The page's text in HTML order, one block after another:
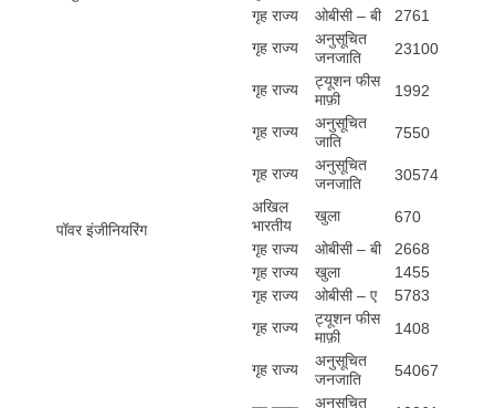
गृह राज्य
ओबीसी – बी
2761
गृह राज्य
अनुसूचित
जनजाति
23100
गृह राज्य
ट्यूशन फीस
माफ़ी
1992
पॉवर इंजीनियरिंग
गृह राज्य
अनुसूचित
जाति
7550
गृह राज्य
अनुसूचित
जनजाति
30574
अखिल
भारतीय
खुला
670
गृह राज्य
ओबीसी – बी
2668
गृह राज्य
खुला
1455
गृह राज्य
ओबीसी – ए
5783
गृह राज्य
ट्यूशन फीस
माफ़ी
1408
गृह राज्य
अनुसूचित
जनजाति
54067
अनुसूचित